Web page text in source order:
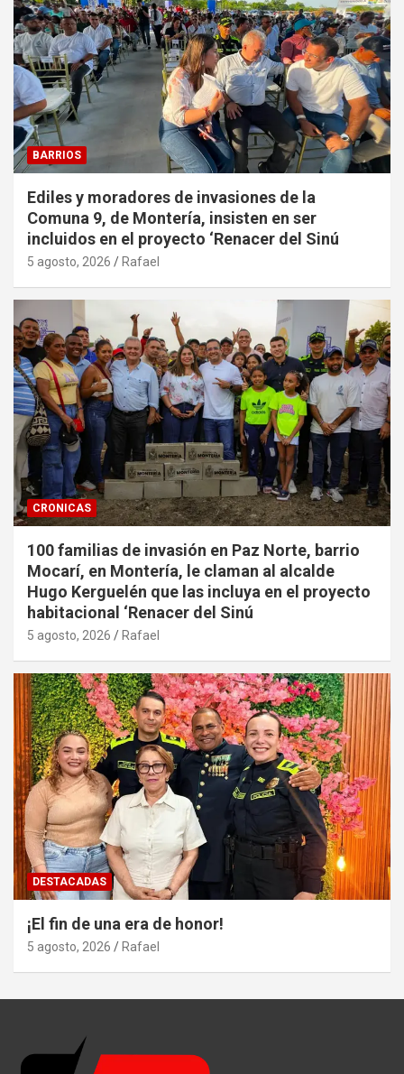
BARRIOS
Ediles y moradores de invasiones de la
Comuna 9, de Montería, insisten en ser
incluidos en el proyecto ‘Renacer del Sinú
5 agosto, 2026 Rafael
CRONICAS
100 familias de invasión en Paz Norte, barrio
Mocarí, en Montería, le claman al alcalde
Hugo Kerguelén que las incluya en el proyecto
habitacional ‘Renacer del Sinú
5 agosto, 2026 Rafael
DESTACADAS
¡El fin de una era de honor!
5 agosto, 2026 Rafael